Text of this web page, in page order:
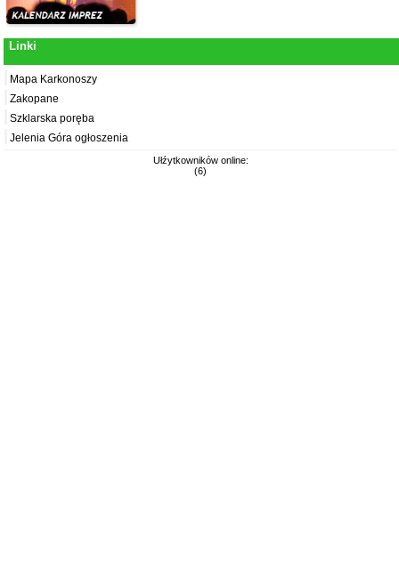
Linki
Mapa Karkonoszy
Zakopane
Szklarska poręba
Jelenia Góra ogłoszenia
Ułźytkowników online:
(6)